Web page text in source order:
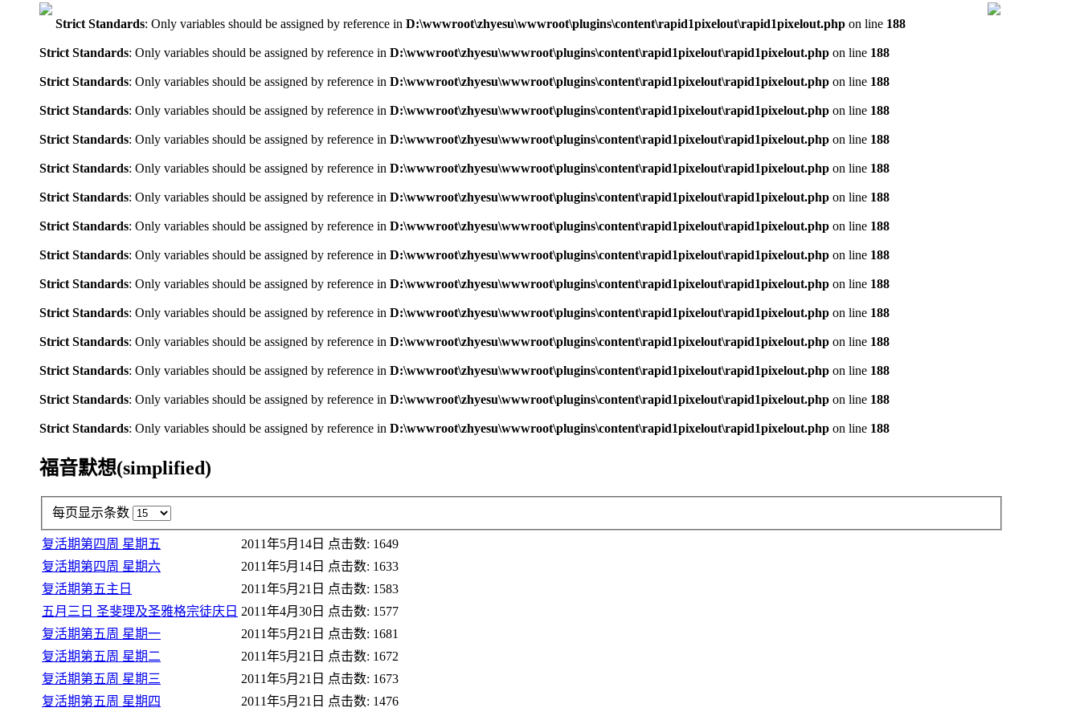
Strict Standards: Only variables should be assigned by reference in D:\wwwroot\zhyesu\wwwroot\plugins\content\rapid1pixelout\rapid1pixelout.php on line 188
Strict Standards: Only variables should be assigned by reference in D:\wwwroot\zhyesu\wwwroot\plugins\content\rapid1pixelout\rapid1pixelout.php on line 188
Strict Standards: Only variables should be assigned by reference in D:\wwwroot\zhyesu\wwwroot\plugins\content\rapid1pixelout\rapid1pixelout.php on line 188
Strict Standards: Only variables should be assigned by reference in D:\wwwroot\zhyesu\wwwroot\plugins\content\rapid1pixelout\rapid1pixelout.php on line 188
Strict Standards: Only variables should be assigned by reference in D:\wwwroot\zhyesu\wwwroot\plugins\content\rapid1pixelout\rapid1pixelout.php on line 188
Strict Standards: Only variables should be assigned by reference in D:\wwwroot\zhyesu\wwwroot\plugins\content\rapid1pixelout\rapid1pixelout.php on line 188
Strict Standards: Only variables should be assigned by reference in D:\wwwroot\zhyesu\wwwroot\plugins\content\rapid1pixelout\rapid1pixelout.php on line 188
Strict Standards: Only variables should be assigned by reference in D:\wwwroot\zhyesu\wwwroot\plugins\content\rapid1pixelout\rapid1pixelout.php on line 188
Strict Standards: Only variables should be assigned by reference in D:\wwwroot\zhyesu\wwwroot\plugins\content\rapid1pixelout\rapid1pixelout.php on line 188
Strict Standards: Only variables should be assigned by reference in D:\wwwroot\zhyesu\wwwroot\plugins\content\rapid1pixelout\rapid1pixelout.php on line 188
Strict Standards: Only variables should be assigned by reference in D:\wwwroot\zhyesu\wwwroot\plugins\content\rapid1pixelout\rapid1pixelout.php on line 188
Strict Standards: Only variables should be assigned by reference in D:\wwwroot\zhyesu\wwwroot\plugins\content\rapid1pixelout\rapid1pixelout.php on line 188
Strict Standards: Only variables should be assigned by reference in D:\wwwroot\zhyesu\wwwroot\plugins\content\rapid1pixelout\rapid1pixelout.php on line 188
Strict Standards: Only variables should be assigned by reference in D:\wwwroot\zhyesu\wwwroot\plugins\content\rapid1pixelout\rapid1pixelout.php on line 188
Strict Standards: Only variables should be assigned by reference in D:\wwwroot\zhyesu\wwwroot\plugins\content\rapid1pixelout\rapid1pixelout.php on line 188
福音默想(simplified)
每页显示条数
复活期第四周 星期五 2011年5月14日 点击数: 1649
复活期第四周 星期六
2011年5月14日 点击数: 1633
复活期第五主日
2011年5月21日 点击数: 1583
五月三日 圣斐理及圣雅格宗徒庆日 2011年4月30日 点击数: 1577
复活期第五周 星期一
2011年5月21日 点击数: 1681
复活期第五周 星期二
2011年5月21日 点击数: 1672
复活期第五周 星期三
2011年5月21日 点击数: 1673
复活期第五周 星期四
2011年5月21日 点击数: 1476